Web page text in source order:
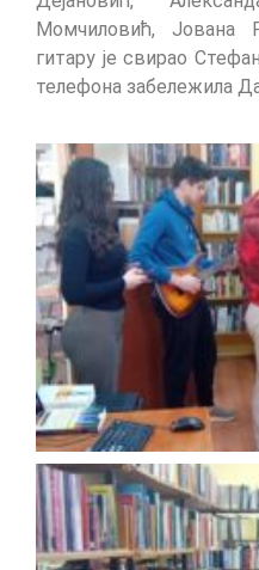
Момчиловић, Јована
гитару је свирао
телефона забележила